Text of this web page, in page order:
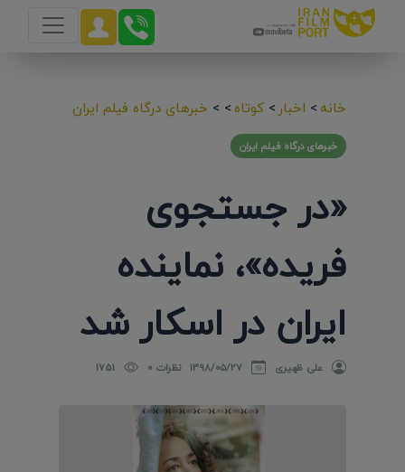
خانه> اخبار> کوتاه>
> خبرهای درگاه فیلم ایران
خبرهای درگاه فیلم ایران
«در جستجوی
فریده»، نماینده
ایران در اسکار شد
علی ظهیری ۱۳۹۸/۰۵/۲۷ نظرات 0 1751